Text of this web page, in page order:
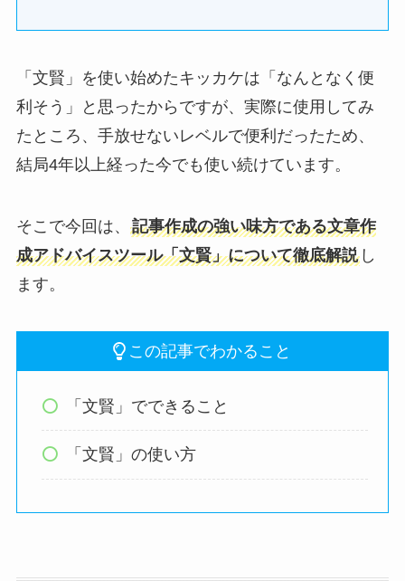
「文賢」を使い始めたキッカケは「なんとなく便
利そう」と思ったからですが、実際に使用してみ
たところ、手放せないレベルで便利だったため、
結局4年以上経った今でも使い続けています。
そこで今回は、 記事作成の強い味方である文章作
成アドバイスツール「文賢」について徹底解説し
ます。
この記事でわかること
「文賢」でできること
「文賢」の使い方